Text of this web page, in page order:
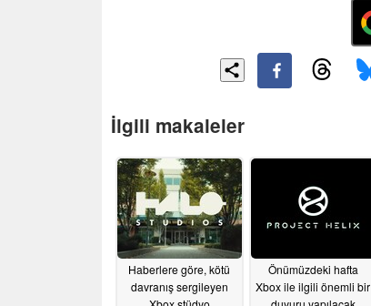
İlgili makaleler
Haberlere göre, kötü
davranış sergileyen
Önümüzdeki hafta
Xbox ile ilgili önemli bir